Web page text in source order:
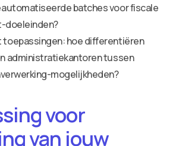
batches voor fiscale
doeleinden?
hoe differentiëren
administratiekantoren tussen
mogelijkheden?
voor
van jouw